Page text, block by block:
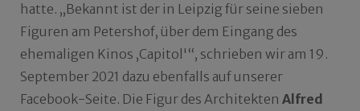
hatte. „Bekannt ist der in Leipzig für seine sieben
Figuren am Petershof, über dem Eingang des
ehemaligen Kinos ‚Capitol'“, schrieben wir am 19.
September 2021 dazu ebenfalls auf unserer
Facebook-Seite. Die Figur des Architekten Alfred